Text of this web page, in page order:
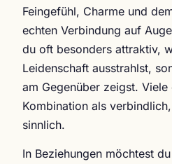
Feingefühl, Charme und
echten Verbindung auf
du oft besonders attraktiv,
Leidenschaft ausstrahlst,
am Gegenüber zeigst.
Kombination als
sinnlich.
In Beziehungen möchtest